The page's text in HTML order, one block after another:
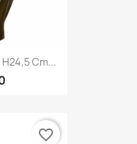
H24,5 Cm...
favorite_border